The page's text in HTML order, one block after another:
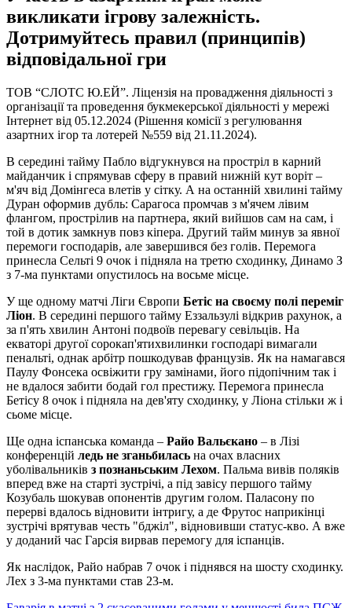
викликати ігрову залежність.
Дотримуйтесь правил (принципів)
відповідальної гри
ТОВ “СЛОТС Ю.ЕЙ”. Ліцензія на провадження діяльності з
організації та проведення букмекерської діяльності у мережі
Інтернет від 05.12.2024 (Рішення комісії з регулювання
азартних ігор та лотерей №559 від 21.11.2024).
В середині тайму Пабло відгукнувся на простріл в карний
майданчик і спрямував сферу в правий нижній кут воріт –
м'яч від Домінгеса влетів у сітку. А на останній хвилині тайму
Дуран оформив дубль: Сарагоса промчав з м'ячем лівим
флангом, прострілив на партнера, який вийшов сам на сам, і
той в дотик замкнув повз кіпера. Другий тайм минув за явної
перемоги господарів, але завершився без голів. Перемога
принесла Сельті 9 очок і підняла на третю сходинку, Динамо З
з 7-ма пунктами опустилось на восьме місце.
У ще одному матчі Ліги Європи Бетіс на своєму полі переміг
Ліон. В середині першого тайму Еззальзулі відкрив рахунок, а
за п'ять хвилин Антоні подвоїв перевагу севільців. На
екваторі другої сорокап'ятихвилинки господарі вимагали
пенальті, однак арбітр пошкодував французів. Як на намагався
Паулу Фонсека освіжити гру замінами, його підопічним так і
не вдалося забити бодай гол престижу. Перемога принесла
Бетісу 8 очок і підняла на дев'яту сходинку, у Ліона стільки ж і
сьоме місце.
Ще одна іспанська команда – Райо Вальєкано – в Лізі
конференцій ледь не зганьбилась на очах власних
уболівальників з познаньським Лехом. Пальма вивів поляків
вперед вже на старті зустрічі, а під завісу першого тайму
Козубаль шокував опонентів другим голом. Паласону по
перерві вдалось відновити інтригу, а де Фрутос наприкінці
зустрічі врятував честь "бджіл", відновивши статус-кво. А вже
у доданий час Гарсія вирвав перемогу для іспанців.
Як наслідок, Райо набрав 7 очок і піднявся на шосту сходинку.
Лех з 3-ма пунктами став 23-м.